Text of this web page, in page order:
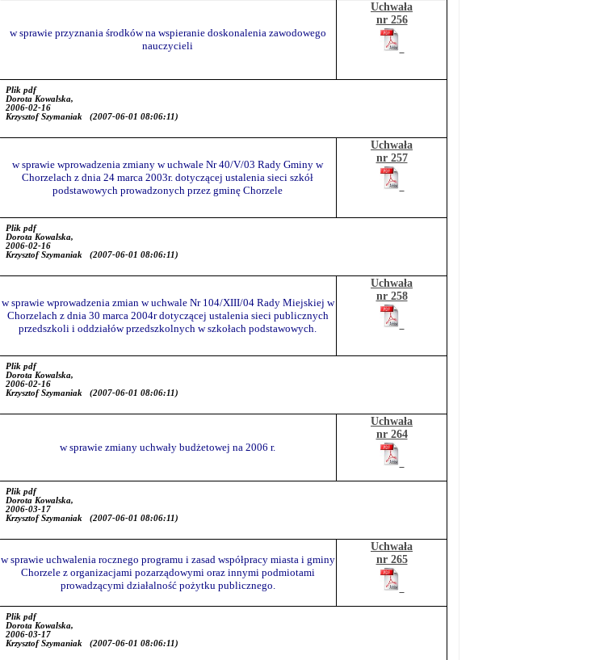
w sprawie przyznania środków na wspieranie doskonalenia zawodowego
nauczycieli
Uchwała
nr 256
Plik pdf
Dorota Kowalska,
2006-02-16
Krzysztof Szymaniak
(2007-06-01 08:06:11)
w sprawie wprowadzenia zmiany w uchwale Nr 40/V/03 Rady Gminy w
Chorzelach z dnia 24 marca 2003r. dotyczącej ustalenia sieci szkół
podstawowych prowadzonych przez gminę Chorzele
Uchwała
nr 257
Plik pdf
Dorota Kowalska,
2006-02-16
Krzysztof Szymaniak
(2007-06-01 08:06:11)
w sprawie wprowadzenia zmian w uchwale Nr 104/XIII/04 Rady Miejskiej w
Chorzelach z dnia 30 marca 2004r dotyczącej ustalenia sieci publicznych
przedszkoli i oddziałów przedszkolnych w szkołach podstawowych.
Uchwała
nr 258
Plik pdf
Dorota Kowalska,
2006-02-16
Krzysztof Szymaniak
(2007-06-01 08:06:11)
w sprawie zmiany uchwały budżetowej na 2006 r.
Uchwała
nr 264
Plik pdf
Dorota Kowalska,
2006-03-17
Krzysztof Szymaniak
(2007-06-01 08:06:11)
w sprawie uchwalenia rocznego programu i zasad współpracy miasta i gminy
Chorzele z organizacjami pozarządowymi oraz innymi podmiotami
prowadzącymi działalność pożytku publicznego.
Uchwała
nr 265
Plik pdf
Dorota Kowalska,
2006-03-17
Krzysztof Szymaniak
(2007-06-01 08:06:11)